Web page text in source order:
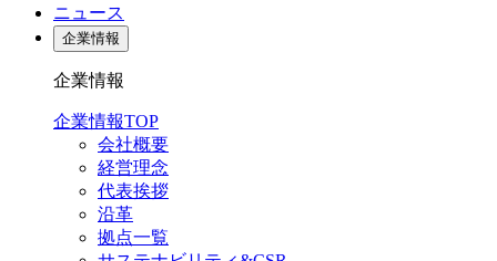
ニュース
企業情報
企業情報
企業情報TOP
会社概要
経営理念
代表挨拶
沿革
拠点一覧